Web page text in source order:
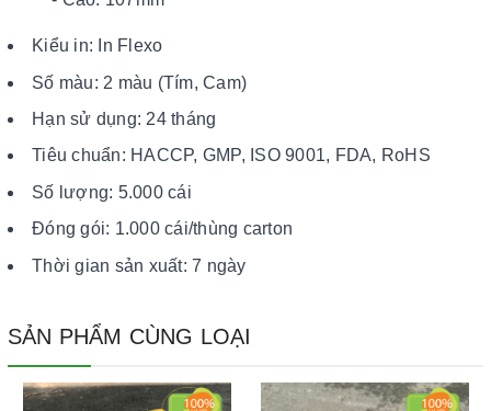
Kiểu in: In Flexo
Số màu: 2 màu (Tím, Cam)
Hạn sử dụng: 24 tháng
Tiêu chuẩn: HACCP, GMP, ISO 9001, FDA, RoHS
Số lượng: 5.000 cái
Đóng gói: 1.000 cái/thùng carton
Thời gian sản xuất: 7 ngày
SẢN PHẨM CÙNG LOẠI